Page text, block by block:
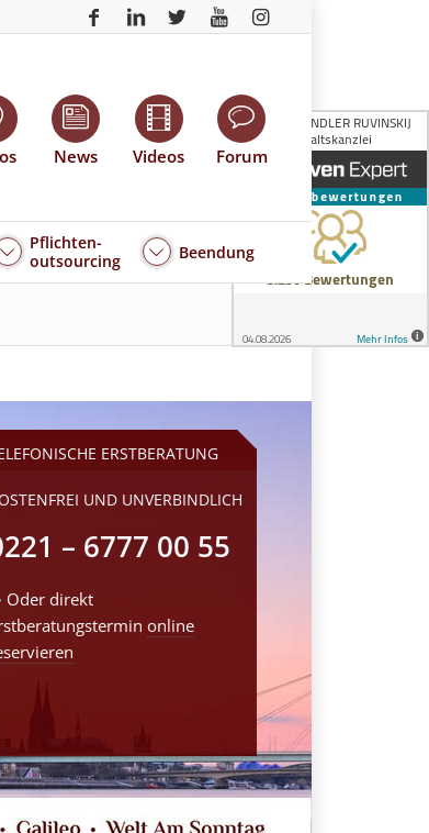
News Videos Forum
Pflichten-
outsourcing
Beendung
ERSTBERATUNG
UND UNVERBINDLICH
– 6777 00 55
Oder direkt
online